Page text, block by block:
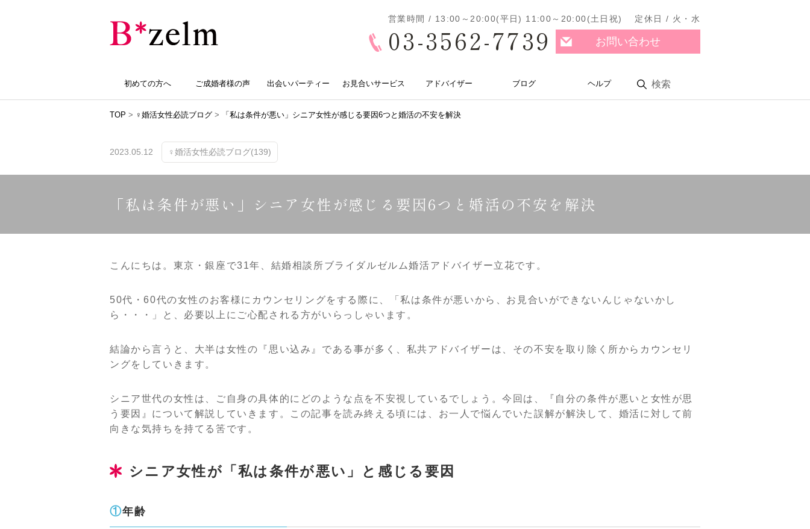
営業時間 / 13:00～20:00(平日) 11:00～20:00(土日祝) 定休日 / 火・水
03-3562-7739 お問い合わせ
初めての方へ ご成婚者様の声 出会いパーティー お見合いサービス アドバイザー ブログ ヘルプ 検索
TOP > ♀婚活女性必読ブログ > 「私は条件が悪い」シニア女性が感じる要因6つと婚活の不安を解決
2023.05.12 ♀婚活女性必読ブログ(139)
「私は条件が悪い」シニア女性が感じる要因6つと婚活の不安を解決
こんにちは。東京・銀座で31年、結婚相談所ブライダルゼルム婚活アドバイザー立花です。
50代・60代の女性のお客様にカウンセリングをする際に、「私は条件が悪いから、お見合いができないんじゃないかし
ら・・・」と、必要以上にご心配される方がいらっしゃいます。
結論から言うと、大半は女性の『思い込み』である事が多く、私共アドバイザーは、その不安を取り除く所からカウンセリ
ングをしていきます。
シニア世代の女性は、ご自身の具体的にどのような点を不安視しているでしょう。今回は、『自分の条件が悪いと女性が思
う要因』について解説していきます。この記事を読み終える頃には、お一人で悩んでいた誤解が解決して、婚活に対して前
向きな気持ちを持てる筈です。
シニア女性が「私は条件が悪い」と感じる要因
①年齢